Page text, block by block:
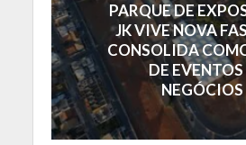
PARQUE DE
JK VIVE NOVA
CONSOLIDA
DE EVENTOS
NEGÓCIOS